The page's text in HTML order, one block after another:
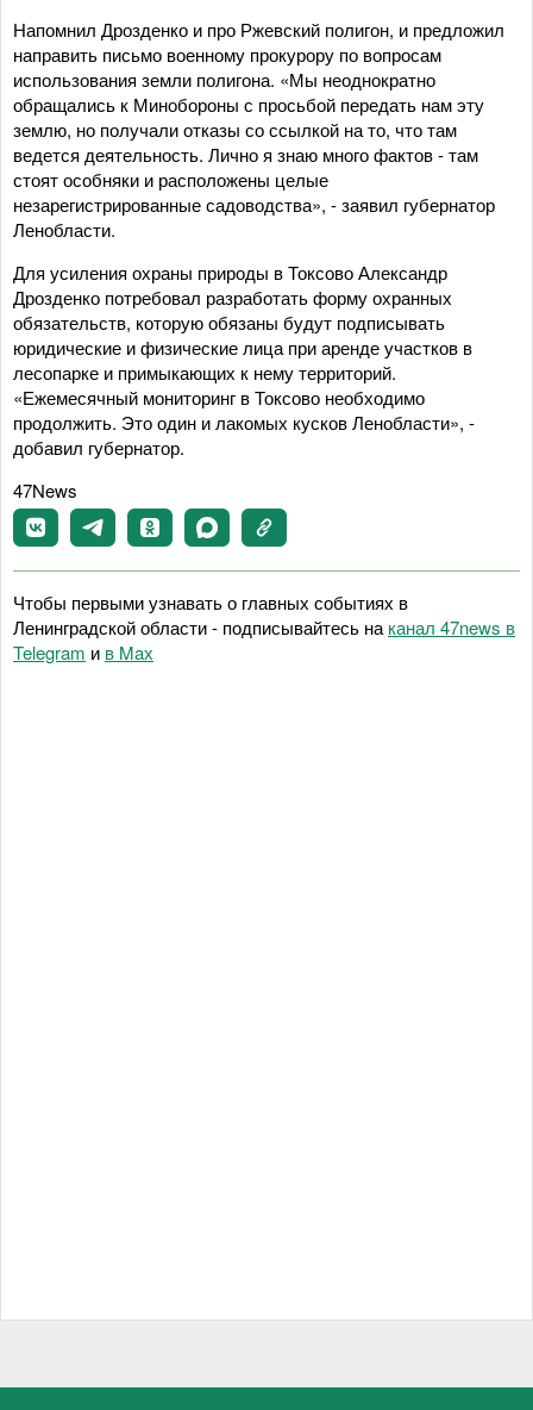
Напомнил Дрозденко и про Ржевский полигон, и предложил
направить письмо военному прокурору по вопросам
использования земли полигона. «Мы неоднократно
обращались к Минобороны с просьбой передать нам эту
землю, но получали отказы со ссылкой на то, что там
ведется деятельность. Лично я знаю много фактов - там
стоят особняки и расположены целые
незарегистрированные садоводства», - заявил губернатор
Ленобласти.
Для усиления охраны природы в Токсово Александр
Дрозденко потребовал разработать форму охранных
обязательств, которую обязаны будут подписывать
юридические и физические лица при аренде участков в
лесопарке и примыкающих к нему территорий.
«Ежемесячный мониторинг в Токсово необходимо
продолжить. Это один и лакомых кусков Ленобласти», -
добавил губернатор.
47News
Чтобы первыми узнавать о главных событиях в
Ленинградской области - подписывайтесь на канал 47news в
Telegram и в Maх